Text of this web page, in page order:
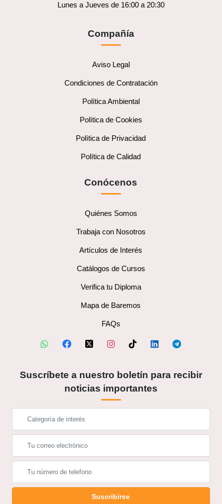
Lunes a Jueves de 16:00 a 20:30
Compañía
Aviso Legal
Condiciones de Contratación
Política Ambiental
Política de Cookies
Política de Privacidad
Política de Calidad
Conócenos
Quiénes Somos
Trabaja con Nosotros
Artículos de Interés
Catálogos de Cursos
Verifica tu Diploma
Mapa de Baremos
FAQs
Suscríbete a nuestro boletín para recibir
noticias importantes
Suscribirse